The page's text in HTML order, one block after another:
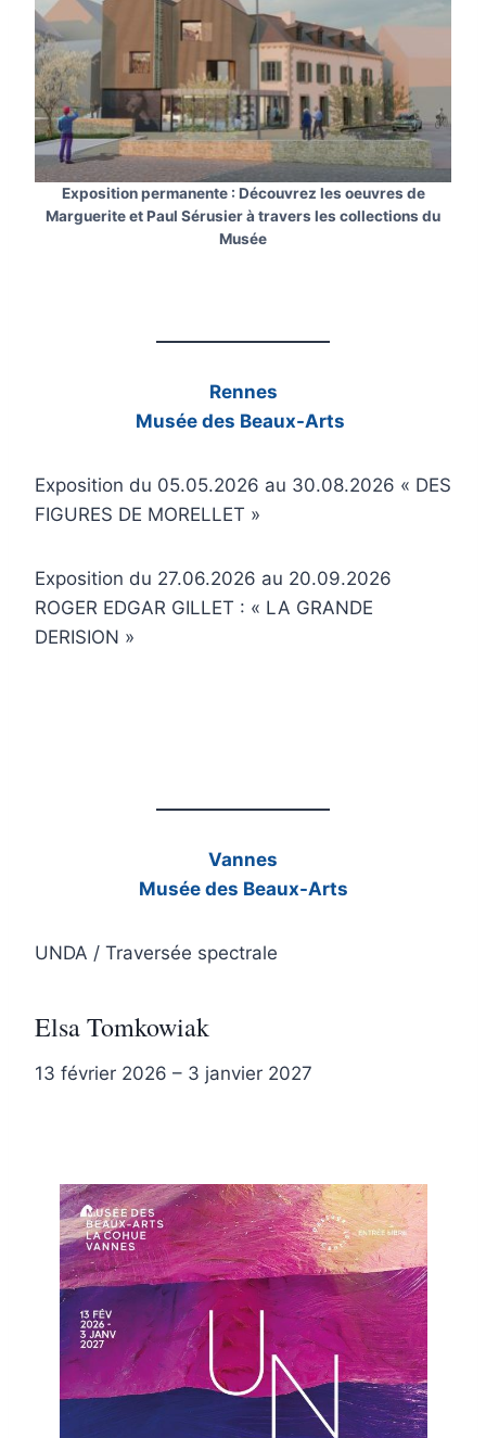
Exposition permanente : Découvrez les oeuvres de
Marguerite et Paul Sérusier à travers les collections du
Musée
Rennes
Musée des Beaux-Arts
Exposition du 05.05.2026 au 30.08.2026 « DES
FIGURES DE MORELLET »
Exposition du 27.06.2026 au 20.09.2026
ROGER EDGAR GILLET : « LA GRANDE
DERISION »
Vannes
Musée des Beaux-Arts
UNDA / Traversée spectrale
Elsa Tomkowiak
13 février 2026 – 3 janvier 2027